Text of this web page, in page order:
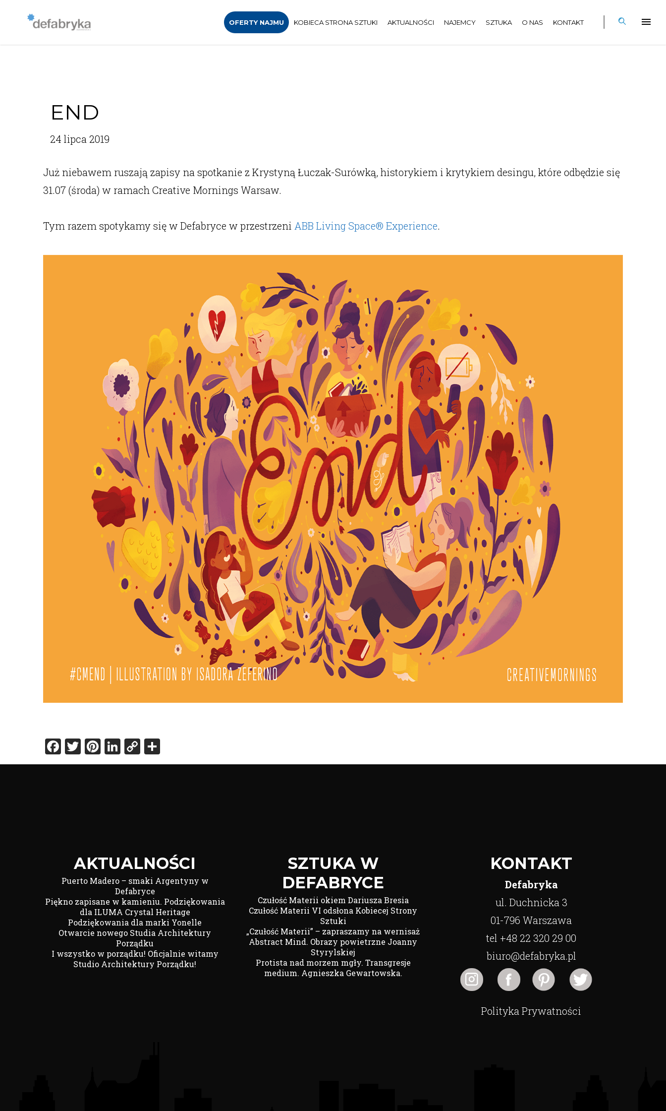
OFERTY NAJMU KOBIECA STRONA SZTUKI AKTUALNOŚCI NAJEMCY SZTUKA O NAS KONTAKT
END
24 lipca 2019
Już niebawem ruszają zapisy na spotkanie z Krystyną Łuczak-Surówką, historykiem i krytykiem desingu, które odbędzie się
31.07 (środa) w ramach Creative Mornings Warsaw.
Tym razem spotykamy się w Defabryce w przestrzeni ABB Living Space® Experience.
Facebook
Twitter
Pinterest
LinkedIn
Copy
Link
AKTUALNOŚCI
Puerto Madero – smaki Argentyny w
Defabryce
Piękno zapisane w kamieniu. Podziękowania
dla ILUMA Crystal Heritage
Podziękowania dla marki Yonelle
Otwarcie nowego Studia Architektury
Porządku
I wszystko w porządku! Oficjalnie witamy
Studio Architektury Porządku!
SZTUKA W
DEFABRYCE
Czułość Materii okiem Dariusza Bresia
Czułość Materii VI odsłona Kobiecej Strony
Sztuki
„Czułość Materii” – zapraszamy na wernisaż
Abstract Mind. Obrazy powietrzne Joanny
Styrylskiej
Protista nad morzem mgły. Transgresje
medium. Agnieszka Gewartowska.
KONTAKT
Defabryka
ul. Duchnicka 3
01-796 Warszawa
tel +48 22 320 29 00
biuro@defabryka.pl
Polityka Prywatności